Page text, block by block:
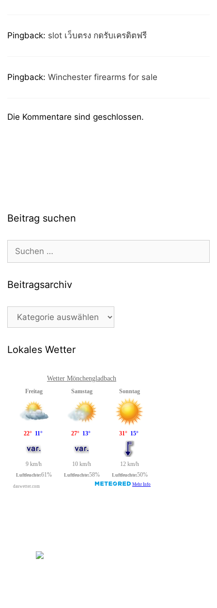
Pingback: slot เว็บตรง กดรับเครดิตฟรี
Pingback: Winchester firearms for sale
Die Kommentare sind geschlossen.
Beitrag suchen
nach:
Beitragsarchiv
Beitragsarchiv
Lokales Wetter
Wetter Mönchengladbach